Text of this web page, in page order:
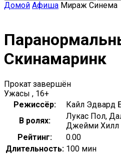
Домой Афиша Мираж Синема
Скинамаринк
Прокат завершён
Ужасы , 16+
Режиссёр:
Кайл Эдвард
В ролях:
Лукас Пол,
Джейми Хилл
Рейтинг:
0.00
Длительность: 100 мин